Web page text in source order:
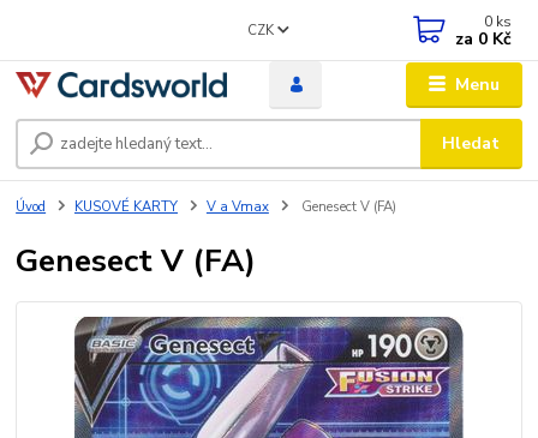
Menu
CZK
Hledat
0 ks
za 0 Kč
Úvod KUSOVÉ KARTY V a Vmax Genesect V (FA)
Genesect V (FA)